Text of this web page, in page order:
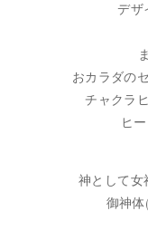
デザ
おカラダの
チャクラ
ヒ
神として女
御神